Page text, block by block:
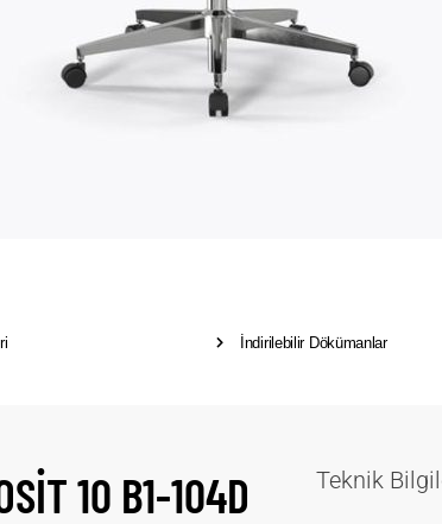
İndirilebilir Dökümanlar
10 B1-104D Teknik